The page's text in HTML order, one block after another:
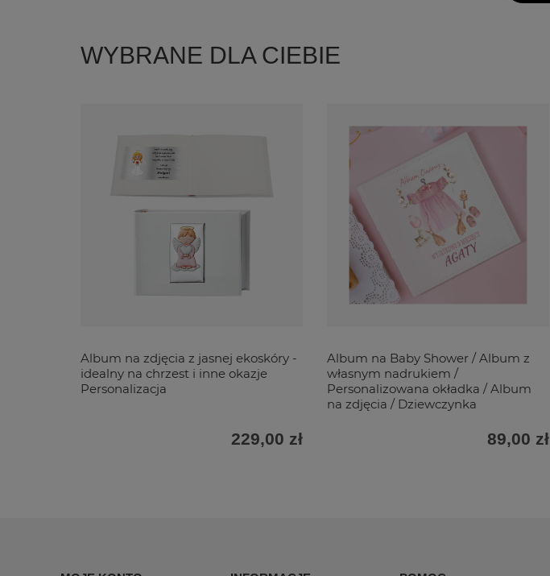
WYBRANE DLA CIEBIE
Album na zdjęcia z jasnej ekoskóry -
idealny na chrzest i inne okazje
Personalizacja
229,00 zł
Album na Baby Shower / Album z
własnym nadrukiem /
Personalizowana okładka / Album
na zdjęcia / Dziewczynka
89,00 zł